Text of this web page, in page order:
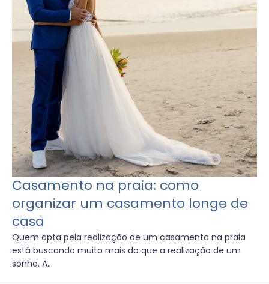
Casamento na praia: como
organizar um casamento longe de
casa
Quem opta pela realização de um casamento na praia
está buscando muito mais do que a realização de um
sonho. A...